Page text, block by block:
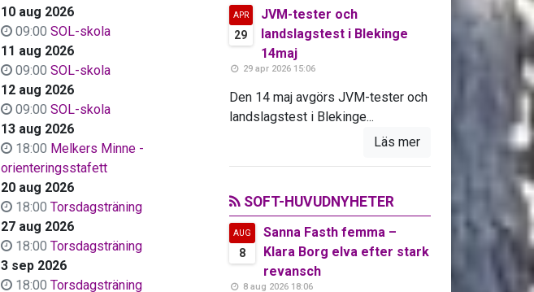
10 aug 2026
09:00 SOL-skola
11 aug 2026
09:00 SOL-skola
12 aug 2026
09:00 SOL-skola
13 aug 2026
18:00 Melkers Minne -
orienteringsstafett
20 aug 2026
18:00 Torsdagsträning
27 aug 2026
18:00 Torsdagsträning
3 sep 2026
18:00 Torsdagsträning
APR
29
JVM-tester och
landslagstest i Blekinge
14maj
29 apr 2026 15:06
Den 14 maj avgörs JVM-tester och
landslagstest i Blekinge...
Läs mer
SOFT-HUVUDNYHETER
AUG
8
Sanna Fasth femma –
Klara Borg elva efter stark
revansch
8 aug 2026 18:06